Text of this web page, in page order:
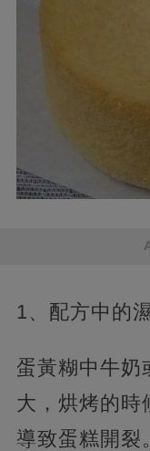
1、配方中的
蛋黃糊中牛奶
大，烘烤的時
導致蛋糕開裂